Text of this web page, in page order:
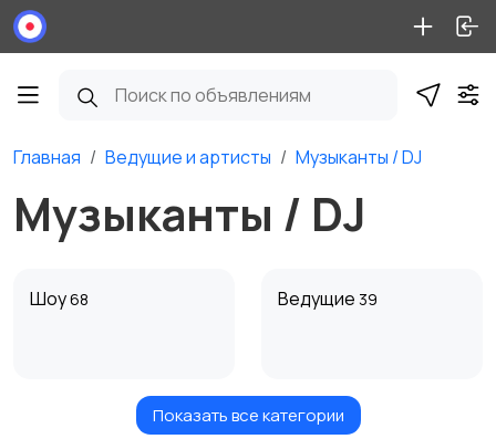
Главная Ведущие и артисты Музыканты / DJ
Музыканты / DJ
Шоу68 Ведущие 39
Музыканты / DJ 78 Другое
Показать все категории